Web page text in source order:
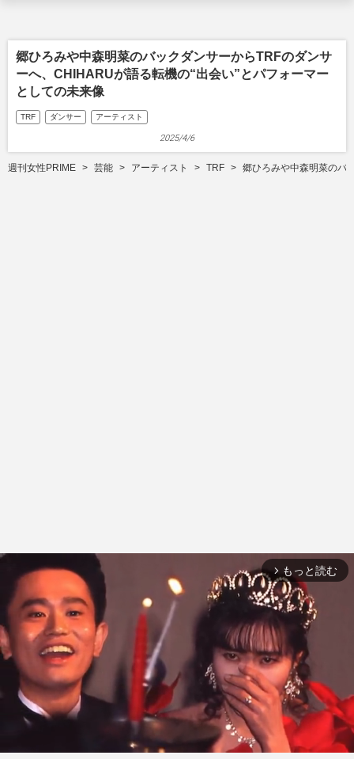
郷ひろみや中森明菜のバックダンサーからTRFのダンサ
ーへ、CHIHARUが語る転機の“出会い”とパフォーマー
としての未来像
TRF ダンサー アーティスト
2025/4/6
週刊女性PRIME 芸能 アーティスト TRF 郷ひろみや中森明菜のバ
arrow_forward_ios もっと読む